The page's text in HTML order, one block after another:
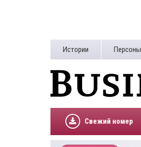
Истории Персоны
Свежий номер